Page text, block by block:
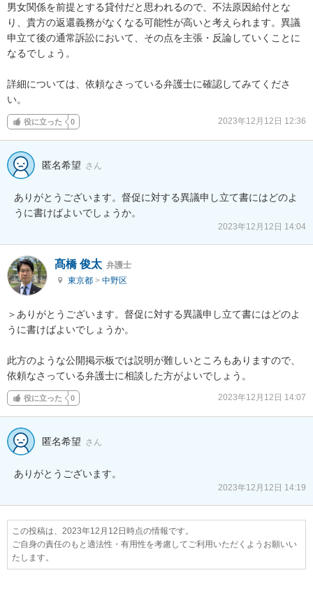
男女関係を前提とする貸付だと思われるので、不法原因給付とな
り、貴方の返還義務がなくなる可能性が高いと考えられます。異議
申立て後の通常訴訟において、その点を主張・反論していくことに
なるでしょう。
詳細については、依頼なさっている弁護士に確認してみてくださ
い。
役に立った 0 2023年12月12日 12:36
匿名希望 さん
ありがとうございます。督促に対する異議申し立て書にはどのよ
うに書けばよいでしょうか。
2023年12月12日 14:04
髙橋 俊太 弁護士
東京都 > 中野区
＞ありがとうございます。督促に対する異議申し立て書にはどのよ
うに書けばよいでしょうか。
此方のような公開掲示板では説明が難しいところもありますので、
依頼なさっている弁護士に相談した方がよいでしょう。
役に立った 0 2023年12月12日 14:07
匿名希望 さん
ありがとうございます。
2023年12月12日 14:19
この投稿は、2023年12月12日時点の情報です。
ご自身の責任のもと適法性・有用性を考慮してご利用いただくようお願いい
たします。